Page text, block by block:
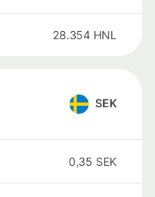
28.354 HNL
SEK
0,35 SEK